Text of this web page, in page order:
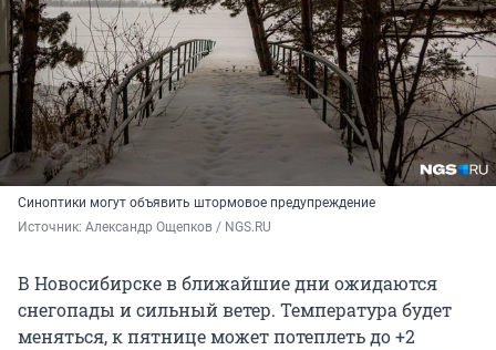
Синоптики могут объявить штормовое предупреждение
Источник: Александр Ощепков / NGS.RU
В Новосибирске в ближайшие дни ожидаются
снегопады и сильный ветер. Температура будет
меняться, к пятнице может потеплеть до +2